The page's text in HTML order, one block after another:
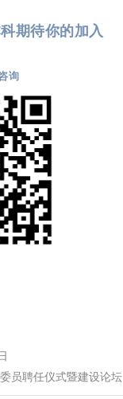
期待你的加入
询
员聘任仪式暨建设论坛